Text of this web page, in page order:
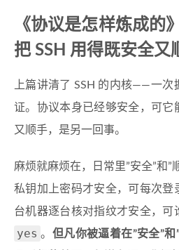
《协议是怎样炼成的
把 SSH 用得既安全又
上篇讲清了 SSH 的内核——一次
证。协议本身已经够安全，可它
又顺手，是另一回事。
麻烦就麻烦在，日常里”安全”和”
私钥加上密码才安全，可每次登
台机器逐台核对指纹才安全，可
yes 。 但凡你被逼着在”安全”